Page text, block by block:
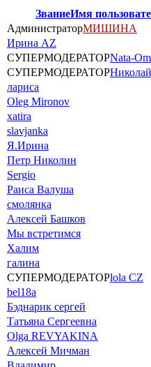
ЗваниеИмя
АдминистраторМИШИНА
Ирина AZ
СУПЕРМОДЕРАТОРNata-
СУПЕРМОДЕРАТОР
лариса
Oleg Mironov
xatira
slavjanka
Я.Ирина
Петр Николин
Sergio
Раиса Валуша
смолянка
Алексей Башков
Мы встретимся
Халим
галина
СУПЕРМОДЕРАТОРlola CZ
bel18a
Бэднарик сергей
Татьяна Сергеевна
Olga REVYAKINA
Алексей Мичман